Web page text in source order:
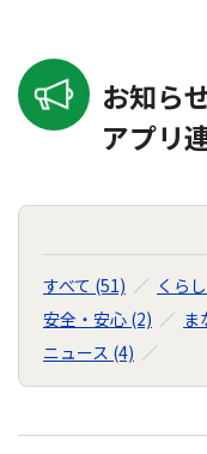
お知ら
アプリ
すべて (51) くら
安全・安心 (2)
ま
ニュース (4)